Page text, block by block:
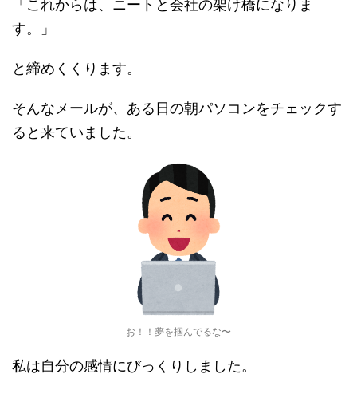
「これからは、ニートと会社の架け橋になりま
す。」
と締めくくります。
そんなメールが、ある日の朝パソコンをチェックす
ると来ていました。
お！！夢を掴んでるな〜
私は自分の感情にびっくりしました。